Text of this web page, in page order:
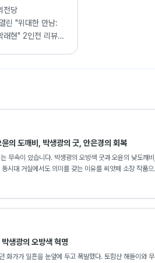
전당
린 "위대한 만남:
래현" 2인전 리뷰.
의 도깨비, 박생광의 굿, 안은경의 회복
무속이 있습니다. 박생광의 오방색 굿과 오윤의 낮도깨
시대 거실에서도 의미를 갖는 이유를 씨앗페 소장 작품
생광의 오방색 혁명
화가가 일흔을 눈앞에 두고 폭발했다. 토함산 해돋이와